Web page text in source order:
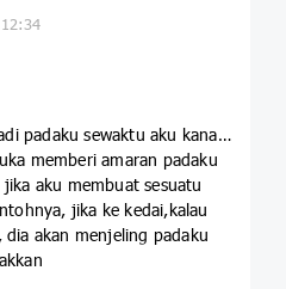
padaku sewaktu aku kanak-
memberi amaran padaku
aku membuat sesuatu
jika ke kedai,kalau
akan menjeling padaku